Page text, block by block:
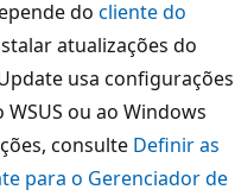
do cliente do
atualizações do
usa configurações
ou ao Windows
consulte Definir as
para o Gerenciador de